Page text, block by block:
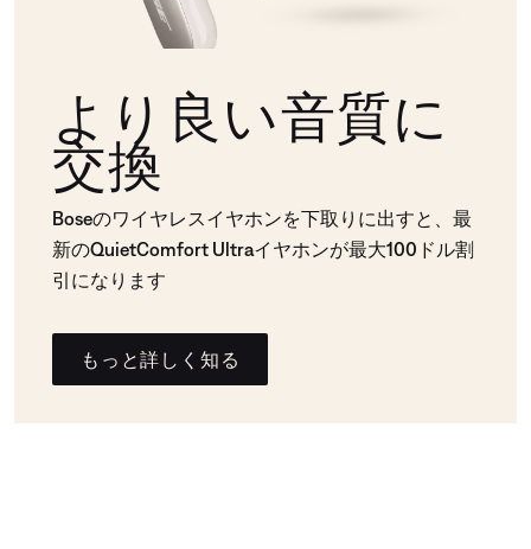
より良い音質に
交換
Boseのワイヤレスイヤホンを下取りに出すと、最
新のQuietComfort Ultraイヤホンが最大100ドル割
引になります
もっと詳しく知る